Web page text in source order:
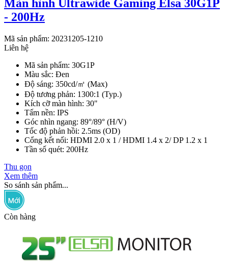
Màn hình Ultrawide Gaming Elsa 30G1P
- 200Hz
Mã sản phẩm: 20231205-1210
Liên hệ
Mã sản phẩm: 30G1P
Màu sắc: Đen
Độ sáng: 350cd/㎡ (Max)
Độ tương phản: 1300:1 (Typ.)
Kích cỡ màn hình: 30"
Tấm nền: IPS
Góc nhìn ngang: 89°/89° (H/V)
Tốc độ phản hồi: 2.5ms (OD)
Cổng kết nối: HDMI 2.0 x 1 / HDMI 1.4 x 2/ DP 1.2 x 1
Tần số quét: 200Hz
Thu gọn
Xem thêm
So sánh sản phẩm...
Còn hàng